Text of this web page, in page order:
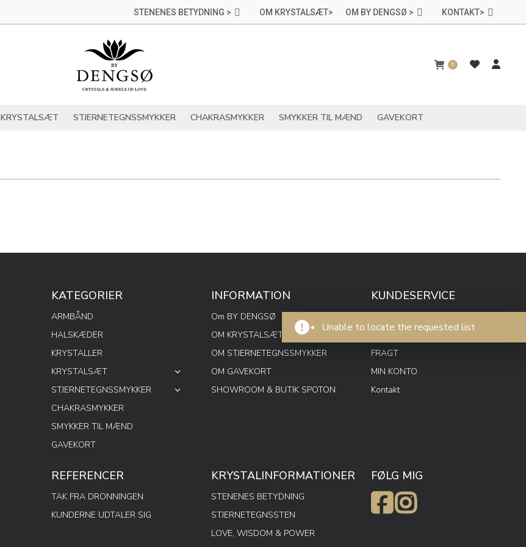
STENENES BETYDNING > OM KRYSTALSÆT> OM BY DENGSØ > KONTAKT>
0
KRYSTALSÆT STJERNETEGNSSMYKKER CHAKRASMYKKER SMYKKER TIL MÆND GAVEKORT
Unable to locate the requested list
KATEGORIER
ARMBÅND
HALSKÆDER
KRYSTALLER
KRYSTALSÆT
STJERNETEGNSSMYKKER
CHAKRASMYKKER
SMYKKER TIL MÆND
GAVEKORT
INFORMATION
Om BY DENGSØ
OM KRYSTALSÆT
OM STJERNETEGNSSMYKKER
OM GAVEKORT
SHOWROOM & BUTIK SPOTON
KUNDESERVICE
PRIVATPOLITIK
FRAGT
MIN KONTO
Kontakt
REFERENCER
TAK FRA DRONNINGEN
KUNDERNE UDTALER SIG
KRYSTALINFORMATIONER
STENENES BETYDNING
STJERNETEGNSSTEN
LOVE, WISDOM & POWER
FØLG MIG